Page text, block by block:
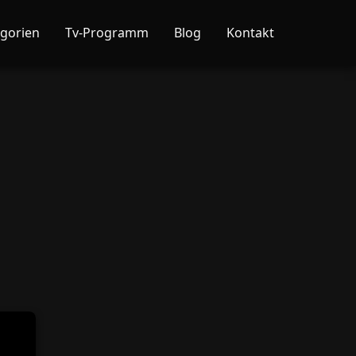
Tv-Programm Blog Kontakt